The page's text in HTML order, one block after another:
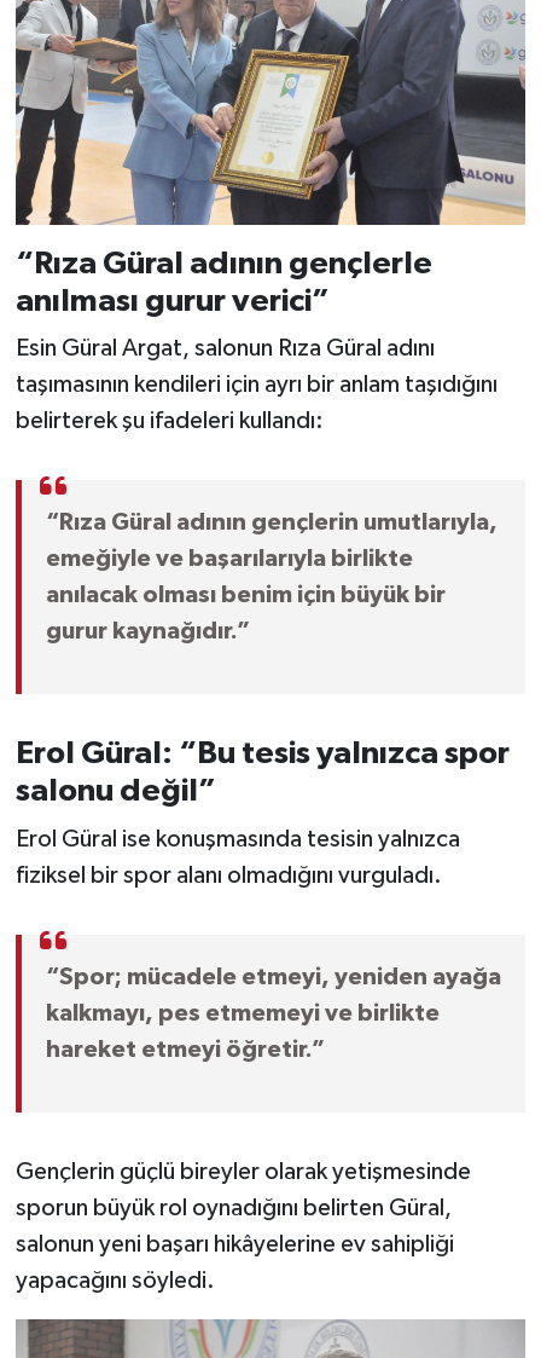
“Rıza Güral adının gençlerle
anılması gurur verici”
Esin Güral Argat, salonun Rıza Güral adını
taşımasının kendileri için ayrı bir anlam taşıdığını
belirterek şu ifadeleri kullandı:
“Rıza Güral adının gençlerin umutlarıyla,
emeğiyle ve başarılarıyla birlikte
anılacak olması benim için büyük bir
gurur kaynağıdır.”
Erol Güral: “Bu tesis yalnızca spor
salonu değil”
Erol Güral ise konuşmasında tesisin yalnızca
fiziksel bir spor alanı olmadığını vurguladı.
“Spor; mücadele etmeyi, yeniden ayağa
kalkmayı, pes etmemeyi ve birlikte
hareket etmeyi öğretir.”
Gençlerin güçlü bireyler olarak yetişmesinde
sporun büyük rol oynadığını belirten Güral,
salonun yeni başarı hikâyelerine ev sahipliği
yapacağını söyledi.